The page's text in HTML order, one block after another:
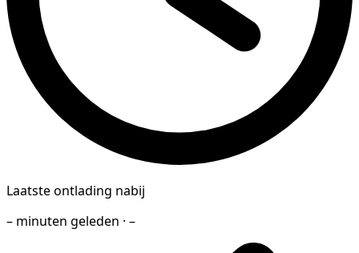
Laatste ontlading nabij
– minuten geleden · –